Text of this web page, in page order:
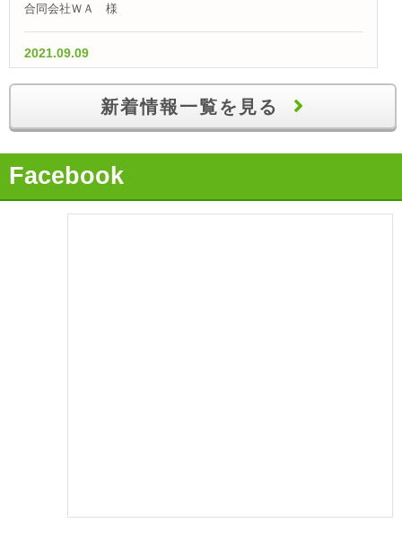
合同会社ＷＡ 様
2021.09.09
2021.06.09
【融資実績】「事業実績が評価され、無事に運転資金を獲
新着情報一覧を見る
Facebook